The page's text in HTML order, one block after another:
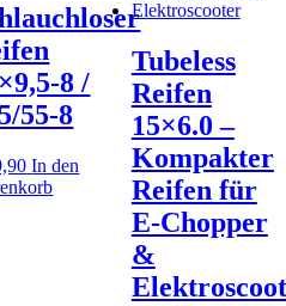
8 /
55-8
In den
Tubeless
Reifen
15×6.0 –
Kompakter
Reifen für
E‑Chopper
&